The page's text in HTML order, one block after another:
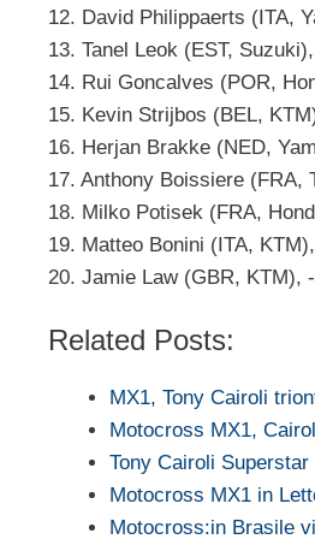
12. David Philippaerts (ITA,
13. Tanel Leok (EST,
14. Rui Goncalves (POR,
15. Kevin Strijbos (BEL,
16. Herjan Brakke (NED,
17. Anthony Boissiere (FRA,
18. Milko Potisek (FRA,
19. Matteo Bonini (ITA,
20. Jamie Law (GBR, KTM),
Related Posts:
MX1, Tony Cairoli
Motocross MX1,
Tony Cairoli
Motocross MX1 in
Motocross:in Brasile